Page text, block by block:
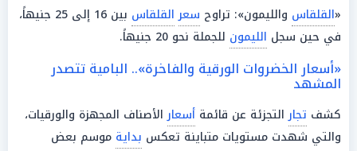
«القلقاس والليمون»: تراوح سعر القلقاس
بين 16 إلى 25 جنيهاً،
في حين سجل الليمون للجملة نحو 20 جنيهاً.
«أسعار الخضروات الورقية والفاخرة».. البامية تتصدر
المشهد
كشف تجارالتجزئة عن قائمة أسعارالأصناف المجهزة والورقيات،
والتي شهدت مستويات متباينة تعكس بداية موسم بعض